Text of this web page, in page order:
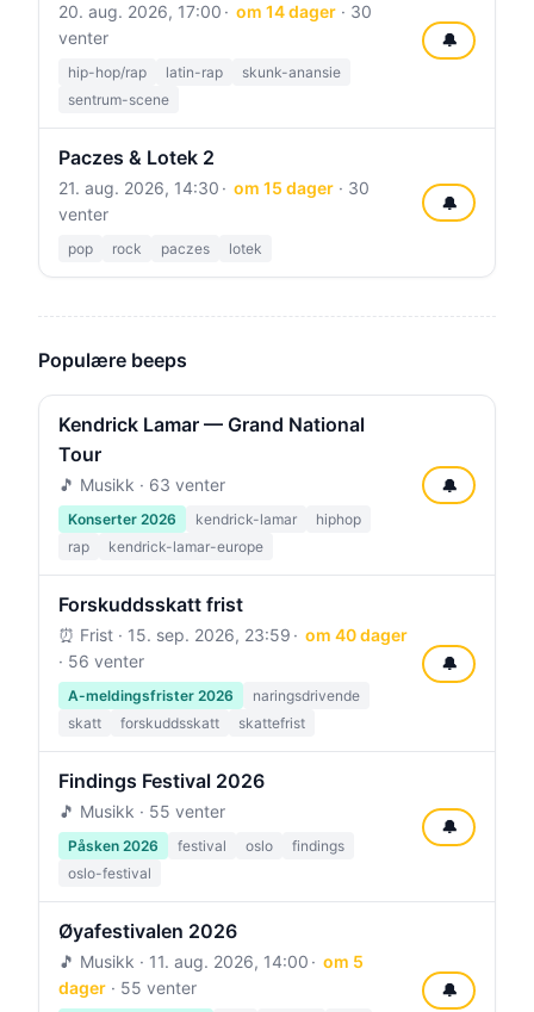
20. aug. 2026, 17:00 om 14 dager· 30
venter
hip-hop/rap latin-rap
skunk-anansie
sentrum-scene
🔔
Paczes & Lotek 2
21. aug. 2026, 14:30 om 15 dager· 30
venter
pop rock paczes lotek
🔔
Populære beeps
Kendrick Lamar — Grand National
Tour
🎵 Musikk · 63 venter
Konserter 2026 kendrick-lamar
hiphop
rap
kendrick-lamar-europe
🔔
Forskuddsskatt frist
⏰ Frist · 15. sep. 2026, 23:59
om 40 dager
· 56 venter
A-meldingsfrister 2026
naringsdrivende
skatt
forskuddsskatt skattefrist
🔔
Findings Festival 2026
🎵 Musikk · 55 venter
Påsken 2026 festival oslo
findings
oslo-festival
🔔
Øyafestivalen 2026
🎵 Musikk · 11. aug. 2026, 14:00
om 5
dager · 55 venter 🔔